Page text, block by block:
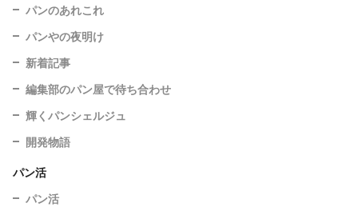
パンのあれこれ
パンやの夜明け
新着記事
編集部のパン屋で待ち合わせ
輝くパンシェルジュ
開発物語
パン活
パン活